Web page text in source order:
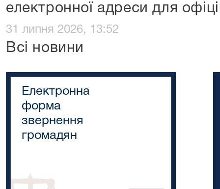
електронної адреси для
31 липня 2026, 13:52
Всі новини
Електронна
форма
звернення
громадян